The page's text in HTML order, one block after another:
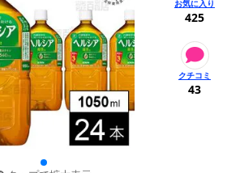
425
43